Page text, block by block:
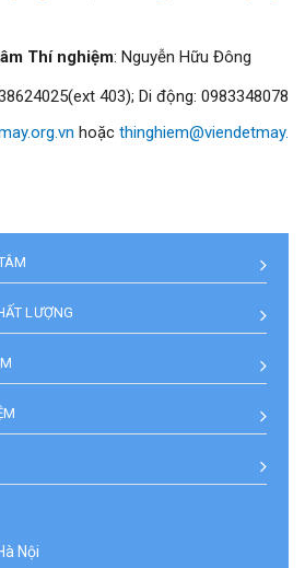
Thí nghiệm: Nguyễn Hữu Đông
403); Di động: 0983348078
hoặc thinghiem@viendetmay.
LƯỢNG
Nội